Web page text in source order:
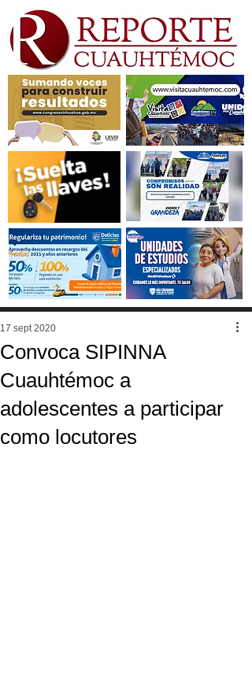
Convoca SIPINNA
Cuauhtémoc a
adolescentes a participar
como locutores
17 sept 2020